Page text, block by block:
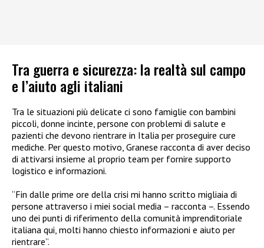
Tra guerra e sicurezza: la realtà sul campo
e l’aiuto agli italiani
Tra le situazioni più delicate ci sono famiglie con bambini
piccoli, donne incinte, persone con problemi di salute e
pazienti che devono rientrare in Italia per proseguire cure
mediche. Per questo motivo, Granese racconta di aver deciso
di attivarsi insieme al proprio team per fornire supporto
logistico e informazioni.
“Fin dalle prime ore della crisi mi hanno scritto migliaia di
persone attraverso i miei social media – racconta –. Essendo
uno dei punti di riferimento della comunità imprenditoriale
italiana qui, molti hanno chiesto informazioni e aiuto per
rientrare”.